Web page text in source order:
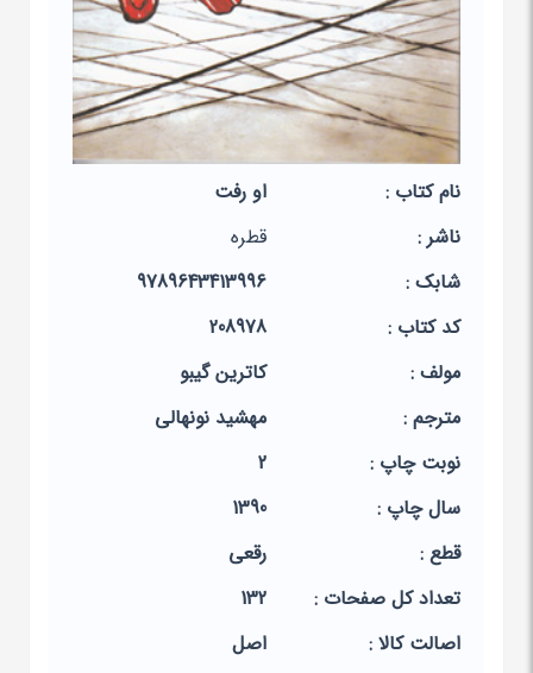
نام کتاب :
او رفت
ناشر :
قطره
شابک :
9789643413996
کد کتاب :
208978
مولف :
کاترین گیبو
مترجم :
مهشید نونهالی
نوبت چاپ :
2
سال چاپ :
1390
قطع :
رقعی
تعداد کل صفحات :
132
اصالت کالا :
اصل